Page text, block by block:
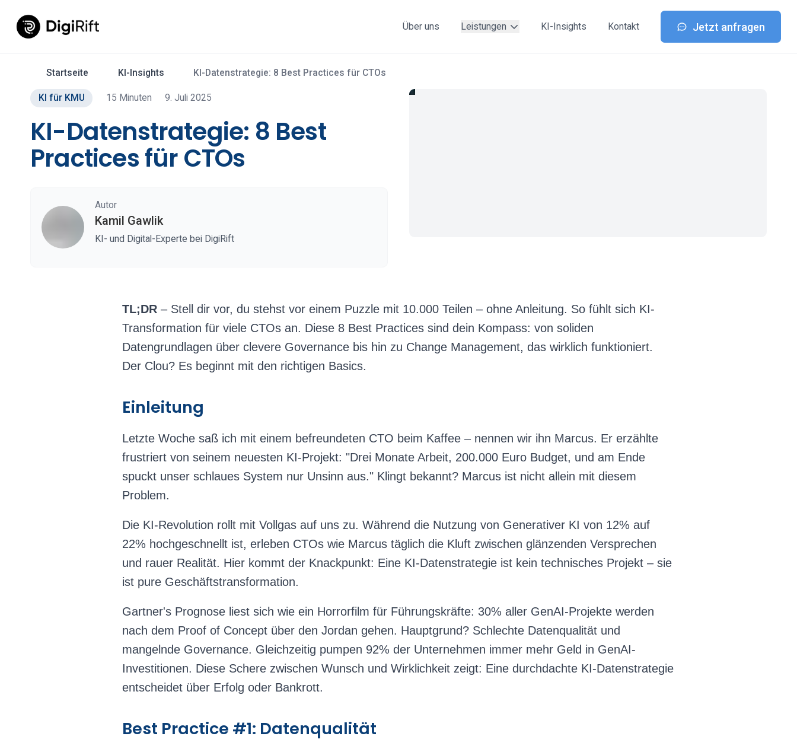
Über uns Leistungen KI-Insights Kontakt Jetzt anfragen
Startseite KI-Insights KI-Datenstrategie: 8 Best Practices für CTOs
KI für KMU 15 Minuten 9. Juli 2025
KI-Datenstrategie: 8 Best
Practices für CTOs
Autor
Kamil Gawlik
KI- und Digital-Experte bei DigiRift
TL;DR – Stell dir vor, du stehst vor einem Puzzle mit 10.000 Teilen – ohne Anleitung. So fühlt sich KI-
Transformation für viele CTOs an. Diese 8 Best Practices sind dein Kompass: von soliden
Datengrundlagen über clevere Governance bis hin zu Change Management, das wirklich funktioniert.
Der Clou? Es beginnt mit den richtigen Basics.
Einleitung
Letzte Woche saß ich mit einem befreundeten CTO beim Kaffee – nennen wir ihn Marcus. Er erzählte
frustriert von seinem neuesten KI-Projekt: "Drei Monate Arbeit, 200.000 Euro Budget, und am Ende
spuckt unser schlaues System nur Unsinn aus." Klingt bekannt? Marcus ist nicht allein mit diesem
Problem.
Die KI-Revolution rollt mit Vollgas auf uns zu. Während die Nutzung von Generativer KI von 12% auf
22% hochgeschnellt ist, erleben CTOs wie Marcus täglich die Kluft zwischen glänzenden Versprechen
und rauer Realität. Hier kommt der Knackpunkt: Eine KI-Datenstrategie ist kein technisches Projekt – sie
ist pure Geschäftstransformation.
Gartner's Prognose liest sich wie ein Horrorfilm für Führungskräfte: 30% aller GenAI-Projekte werden
nach dem Proof of Concept über den Jordan gehen. Hauptgrund? Schlechte Datenqualität und
mangelnde Governance. Gleichzeitig pumpen 92% der Unternehmen immer mehr Geld in GenAI-
Investitionen. Diese Schere zwischen Wunsch und Wirklichkeit zeigt: Eine durchdachte KI-Datenstrategie
entscheidet über Erfolg oder Bankrott.
Best Practice #1: Datenqualität